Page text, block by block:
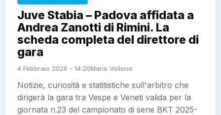
Juve Stabia – Padova affidata a
Andrea Zanotti di Rimini. La
scheda completa del direttore di
gara
4 Febbraio 2026 - 14:20Mario Vollono
Notizie, curiosità e statitistiche sull'arbitro che
dirigerà la gara tra Vespe e Veneti valida per la
giornata n.23 del campionato di serie BKT 2025-